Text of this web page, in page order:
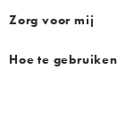
Zorg voor mij
Hoe te gebruiken